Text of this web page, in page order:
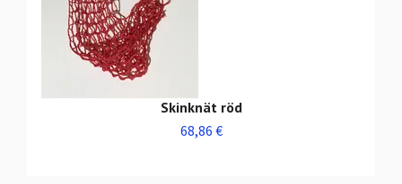
Skinknät röd
68,86 €